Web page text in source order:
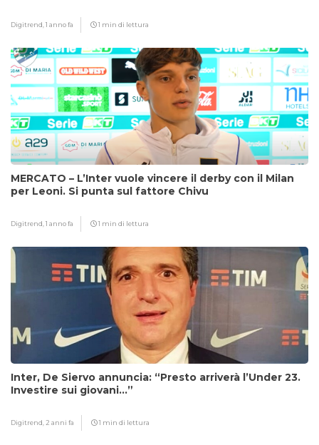
Digitrend,1 anno fa 1 min di lettura
MERCATO – L’Inter vuole vincere il derby con il Milan
per Leoni. Si punta sul fattore Chivu
Digitrend,1 anno fa 1 min di lettura
Inter, De Siervo annuncia: “Presto arriverà l’Under 23.
Investire sui giovani…”
Digitrend, 2 anni fa 1 min di lettura